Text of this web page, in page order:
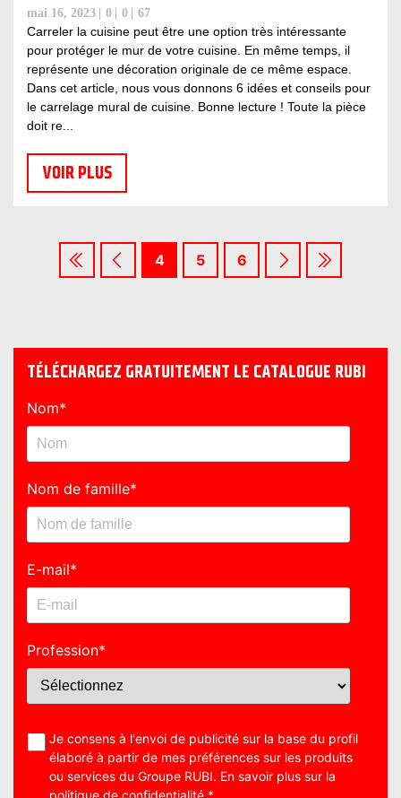
mai 16, 2023 0 0 67
Carreler la cuisine peut être une option très intéressante
pour protéger le mur de votre cuisine. En même temps, il
représente une décoration originale de ce même espace.
Dans cet article, nous vous donnons 6 idées et conseils pour
le carrelage mural de cuisine. Bonne lecture ! Toute la pièce
doit re...
VOIR PLUS
4 5 6
TÉLÉCHARGEZ GRATUITEMENT LE CATALOGUE RUBI
Nom*
Nom de famille*
E-mail*
Profession*
Je consens à l'envoi de publicité sur la base du profil
élaboré à partir de mes préférences sur les produits
ou services du Groupe RUBI. En savoir plus sur la